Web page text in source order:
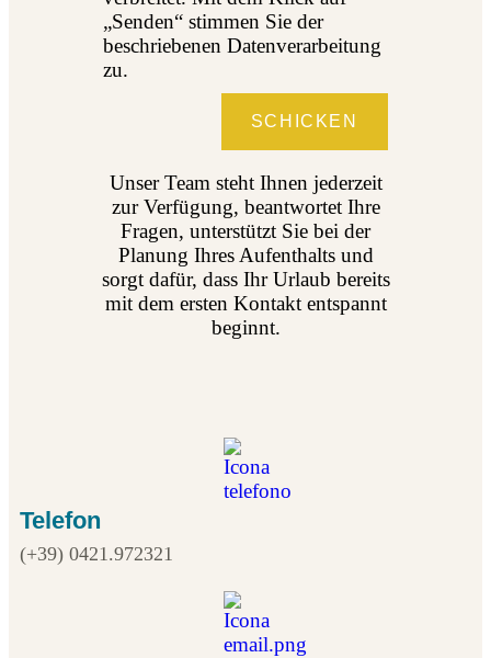
„Senden“ stimmen Sie der
beschriebenen Datenverarbeitung
zu.
SCHICKEN
Unser Team steht Ihnen jederzeit
zur Verfügung, beantwortet Ihre
Fragen, unterstützt Sie bei der
Planung Ihres Aufenthalts und
sorgt dafür, dass Ihr Urlaub bereits
mit dem ersten Kontakt entspannt
beginnt.
Telefon
(+39) 0421.972321